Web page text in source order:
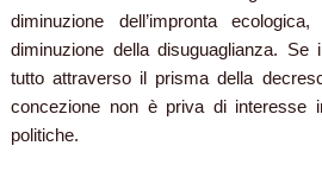
diminuzione dell’impronta
diminuzione della disuguaglianza. Se
tutto attraverso il prisma della
concezione non è priva di interesse
politiche.